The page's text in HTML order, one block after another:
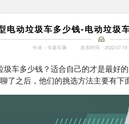
电动垃圾车多少钱-电动垃圾
作者：专菱车辆 发表时间：2022-07-19
圾车多少钱？适合自己的才是最好
了之后，他们的挑选方法主要有下